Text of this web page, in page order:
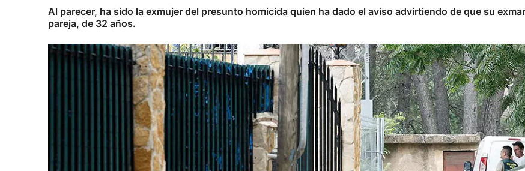
Al parecer, ha sido la exmujer del presunto homicida quien ha dado el aviso advirtiendo de que su
pareja, de 32 años.